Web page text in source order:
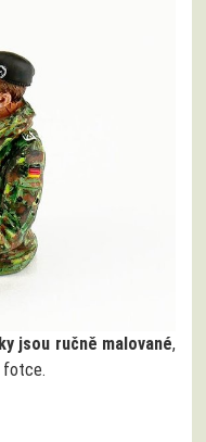
jsou ručně malované,
fotce.